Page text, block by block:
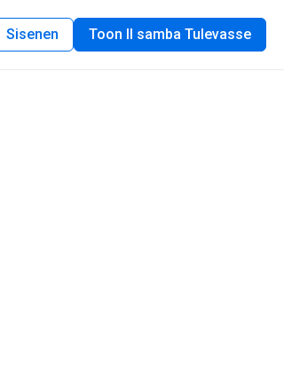
Sisenen Toon II samba Tulevasse